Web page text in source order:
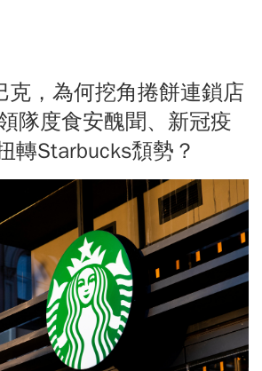
克，為何挖角捲餅連鎖店
隊度食安醜聞、新冠疫
轉Starbucks頹勢？